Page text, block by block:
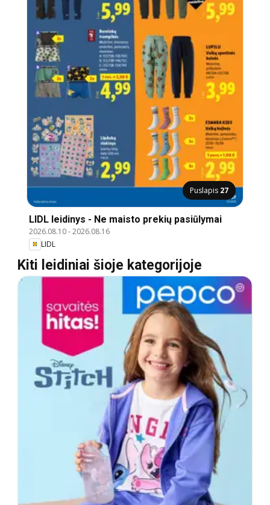
Puslapis 27
LIDL leidinys - Ne maisto prekių pasiūlymai
2026.08.10-2026.08.16
LIDL
Kiti leidiniai šioje kategorijoje